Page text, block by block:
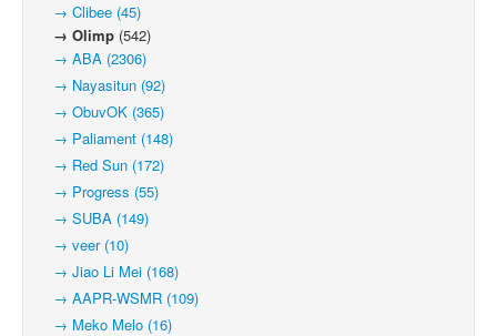
→ Clibee (45)
→ Olimp (542)
→ ABA (2306)
→ Nayasitun (92)
→ ObuvOK (365)
→ Paliament (148)
→ Red Sun (172)
→ Progress (55)
→ SUBA (149)
→ veer (10)
→ Jiao Li Mei (168)
→ AAPR-WSMR (109)
→ Meko Melo (16)